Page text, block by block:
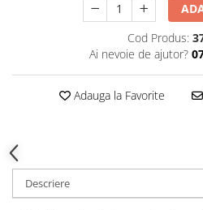
Designers' Choice
Cod Produs:
Ai nevoie de ajutor?
Adauga la Favorite
Descriere